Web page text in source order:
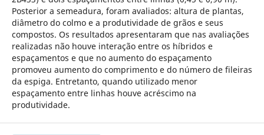
Posterior a semeadura, foram avaliados: altura de plantas,
diâmetro do colmo e a produtividade de grãos e seus
compostos. Os resultados apresentaram que nas avaliações
realizadas não houve interação entre os híbridos e
espaçamentos e que no aumento do espaçamento
promoveu aumento do comprimento e do número de fileiras
da espiga. Entretanto, quando utilizado menor
espaçamento entre linhas houve acréscimo na
produtividade.